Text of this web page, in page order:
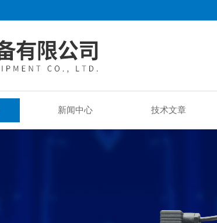
新闻中心 技术文章